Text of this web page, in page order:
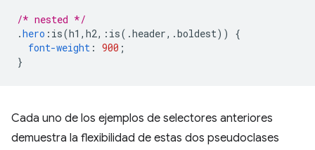
/* nested */
.hero : is(h1 , h2,: is(.header,.boldest))
{
font-weight : 900 ;
}
Cada uno de los ejemplos de selectores anteriores
demuestra la flexibilidad de estas dos pseudoclases